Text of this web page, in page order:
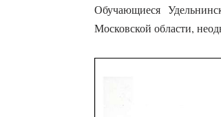
Обучающиеся
Московской области,